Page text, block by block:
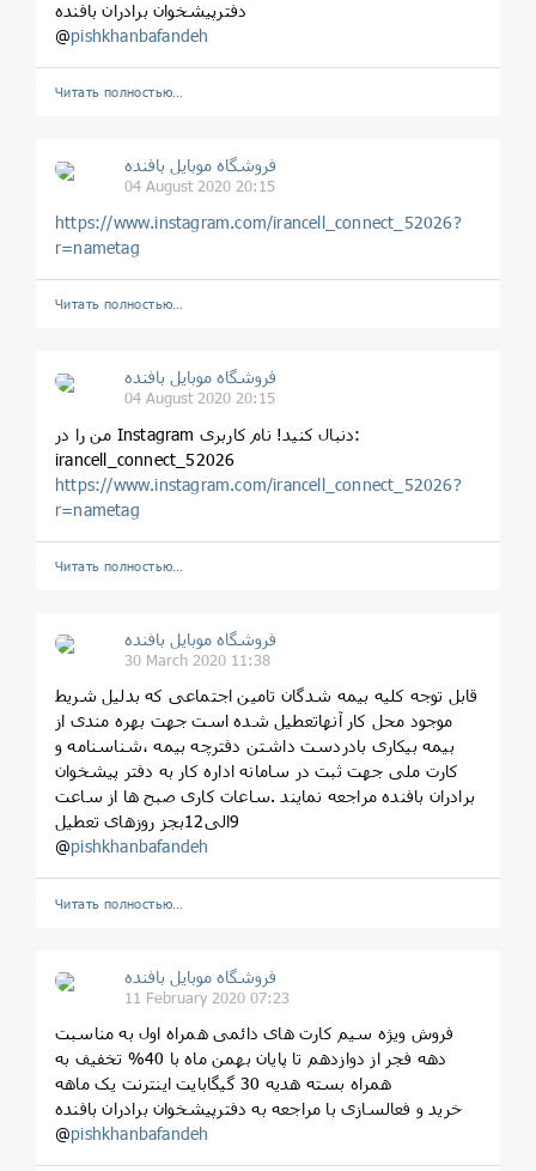
دفترپیشخوان برادران بافنده
@pishkhanbafandeh
Читать полностью…
فروشگاه موبایل بافنده
04 August 2020 20:15
https://www.instagram.com/irancell_connect_52026?
r=nametag
Читать полностью…
فروشگاه موبایل بافنده
04 August 2020 20:15
من را در Instagram دنبال کنید! نام کاربری:
irancell_connect_52026
https://www.instagram.com/irancell_connect_52026?
r=nametag
Читать полностью…
فروشگاه موبایل بافنده
30 March 2020 11:38
قابل توجه کلیه بیمه شدگان تامین اجتماعی که بدلیل شریط
موجود محل کار آنهاتعطیل شده است جهت بهره مندی از
بیمه بیکاری بادردست داشتن دفترچه بیمه ،شناسنامه و
کارت ملی جهت ثبت در سامانه اداره کار به دفتر پیشخوان
برادران بافنده مراجعه نمایند .ساعات کاری صبح ها از ساعت
9الی12بجز روزهای تعطیل
@pishkhanbafandeh
Читать полностью…
فروشگاه موبایل بافنده
11 February 2020 07:23
فروش ویژه سیم کارت های دائمی همراه اول به مناسبت
دهه فجر از دوازدهم تا پایان بهمن ماه با 40% تخفیف به
همراه بسته هدیه 30 گیگابایت اینترنت یک ماهه
خرید و فعالسازی با مراجعه به دفترپیشخوان برادران بافنده
@pishkhanbafandeh